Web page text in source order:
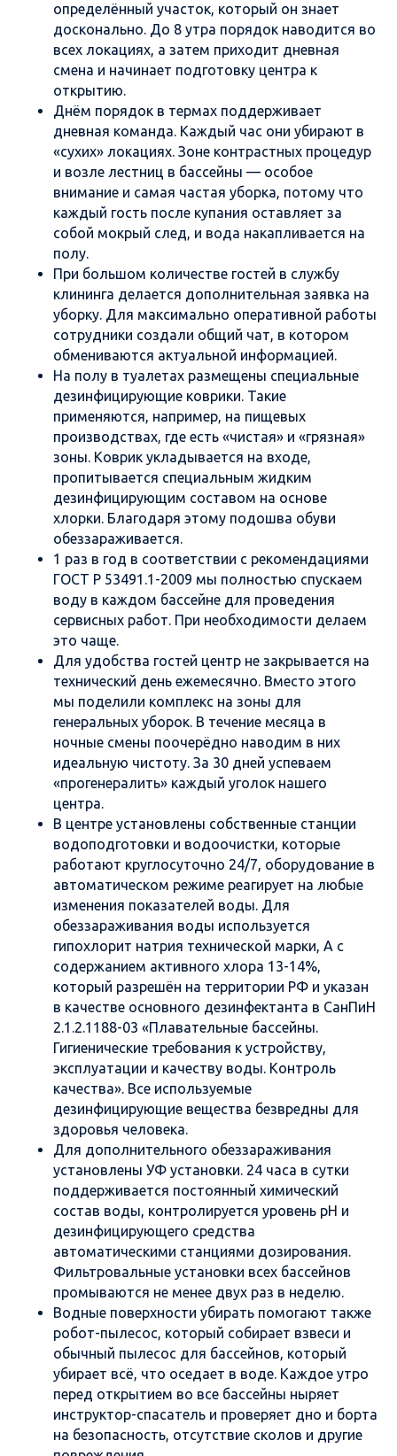
определённый участок, который он знает
досконально. До 8 утра порядок наводится во
всех локациях, а затем приходит дневная
смена и начинает подготовку центра к
открытию.
Днём порядок в термах поддерживает
дневная команда. Каждый час они убирают в
«сухих» локациях. Зоне контрастных процедур
и возле лестниц в бассейны — особое
внимание и самая частая уборка, потому что
каждый гость после купания оставляет за
собой мокрый след, и вода накапливается на
полу.
При большом количестве гостей в службу
клининга делается дополнительная заявка на
уборку. Для максимально оперативной работы
сотрудники создали общий чат, в котором
обмениваются актуальной информацией.
На полу в туалетах размещены специальные
дезинфицирующие коврики. Такие
применяются, например, на пищевых
производствах, где есть «чистая» и «грязная»
зоны. Коврик укладывается на входе,
пропитывается специальным жидким
дезинфицирующим составом на основе
хлорки. Благодаря этому подошва обуви
обеззараживается.
1 раз в год в соответствии с рекомендациями
ГОСТ Р 53491.1-2009 мы полностью спускаем
воду в каждом бассейне для проведения
сервисных работ. При необходимости делаем
это чаще.
Для удобства гостей центр не закрывается на
технический день ежемесячно. Вместо этого
мы поделили комплекс на зоны для
генеральных уборок. В течение месяца в
ночные смены поочерёдно наводим в них
идеальную чистоту. За 30 дней успеваем
«прогенералить» каждый уголок нашего
центра.
В центре установлены собственные станции
водоподготовки и водоочистки, которые
работают круглосуточно 24/7, оборудование в
автоматическом режиме реагирует на любые
изменения показателей воды. Для
обеззараживания воды используется
гипохлорит натрия технической марки, А с
содержанием активного хлора 13-14%,
который разрешён на территории РФ и указан
в качестве основного дезинфектанта в СанПиН
2.1.2.1188-03 «Плавательные бассейны.
Гигиенические требования к устройству,
эксплуатации и качеству воды. Контроль
качества». Все используемые
дезинфицирующие вещества безвредны для
здоровья человека.
Для дополнительного обеззараживания
установлены УФ установки. 24 часа в сутки
поддерживается постоянный химический
состав воды, контролируется уровень pH и
дезинфицирующего средства
автоматическими станциями дозирования.
Фильтровальные установки всех бассейнов
промываются не менее двух раз в неделю.
Водные поверхности убирать помогают также
робот-пылесос, который собирает взвеси и
обычный пылесос для бассейнов, который
убирает всё, что оседает в воде. Каждое утро
перед открытием во все бассейны ныряет
инструктор-спасатель и проверяет дно и борта
на безопасность, отсутствие сколов и другие